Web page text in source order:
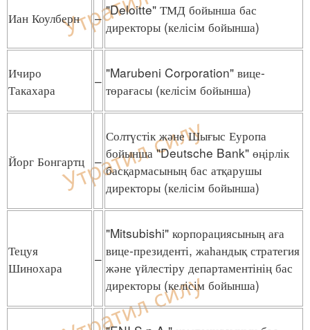
Иан Коулберн – "Deloitte" ТМД бойынша бас
директоры (келісім бойынша)
Ичиро
Такахара
– "Marubeni Corporation" вице-
төрағасы (келісім бойынша)
Йорг Бонгартц –
Солтүстік және Шығыс Еуропа
бойынша "Deutsche Bank" өңірлік
басқармасының бас атқарушы
директоры (келісім бойынша)
Тецуя
Шинохара
–
"Mitsubishi" корпорациясының аға
вице-президенті, жаһандық стратегия
және үйлестіру департаментінің бас
директоры (келісім бойынша)